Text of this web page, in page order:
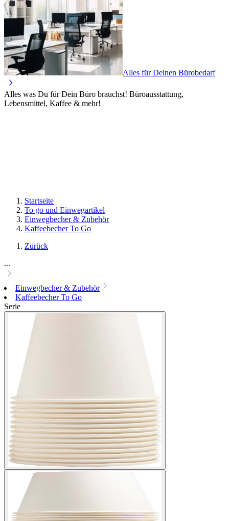
Alles für Deinen Bürobedarf
Alles was Du für Dein Büro brauchst! Büroausstattung,
Lebensmittel, Kaffee & mehr!
Startseite
To go und Einwegartikel
Einwegbecher & Zubehör
Kaffeebecher To Go
Zurück
...
Einwegbecher & Zubehör
Kaffeebecher To Go
Serie